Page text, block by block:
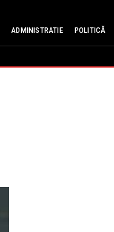
ADMINISTRATIE POLITICĂ